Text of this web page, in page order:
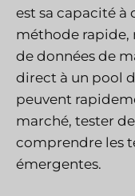
est sa capacité à
méthode rapide,
de données de
direct à un pool
peuvent
marché, tester
comprendre les
émergentes.